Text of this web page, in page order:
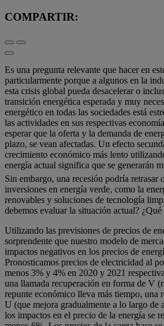
COMPARTIR:
Es una pregunta relevante que hacer en
particularmente porque a algunos en la
esta crisis global pueda desacelerar o
transición energética esperada y muy
energético en todas las sociedades está
las actividades en sus respectivas
esperar que la oferta y la demanda de
plazo, se vean afectadas. Un efecto
crecimiento económico más lento
energía actual significa que se generarán
Sin embargo, una recesión podría retrasar
inversiones en energía verde, como la
renovables y soluciones de tecnología
debemos evaluar la situación actual? ¿Qué
Utilizando las previsiones de precios de
sorprendente que nuestro modelo de
impactos negativos en los precios de
Pronosticamos precios de electricidad al
menos 3% y 4% en 2020 y 2021
una llamada recuperación en forma de V
repunte económico lleva más tiempo, una
U (que mejora gradualmente a lo largo de
los impactos en el precio de la energía se